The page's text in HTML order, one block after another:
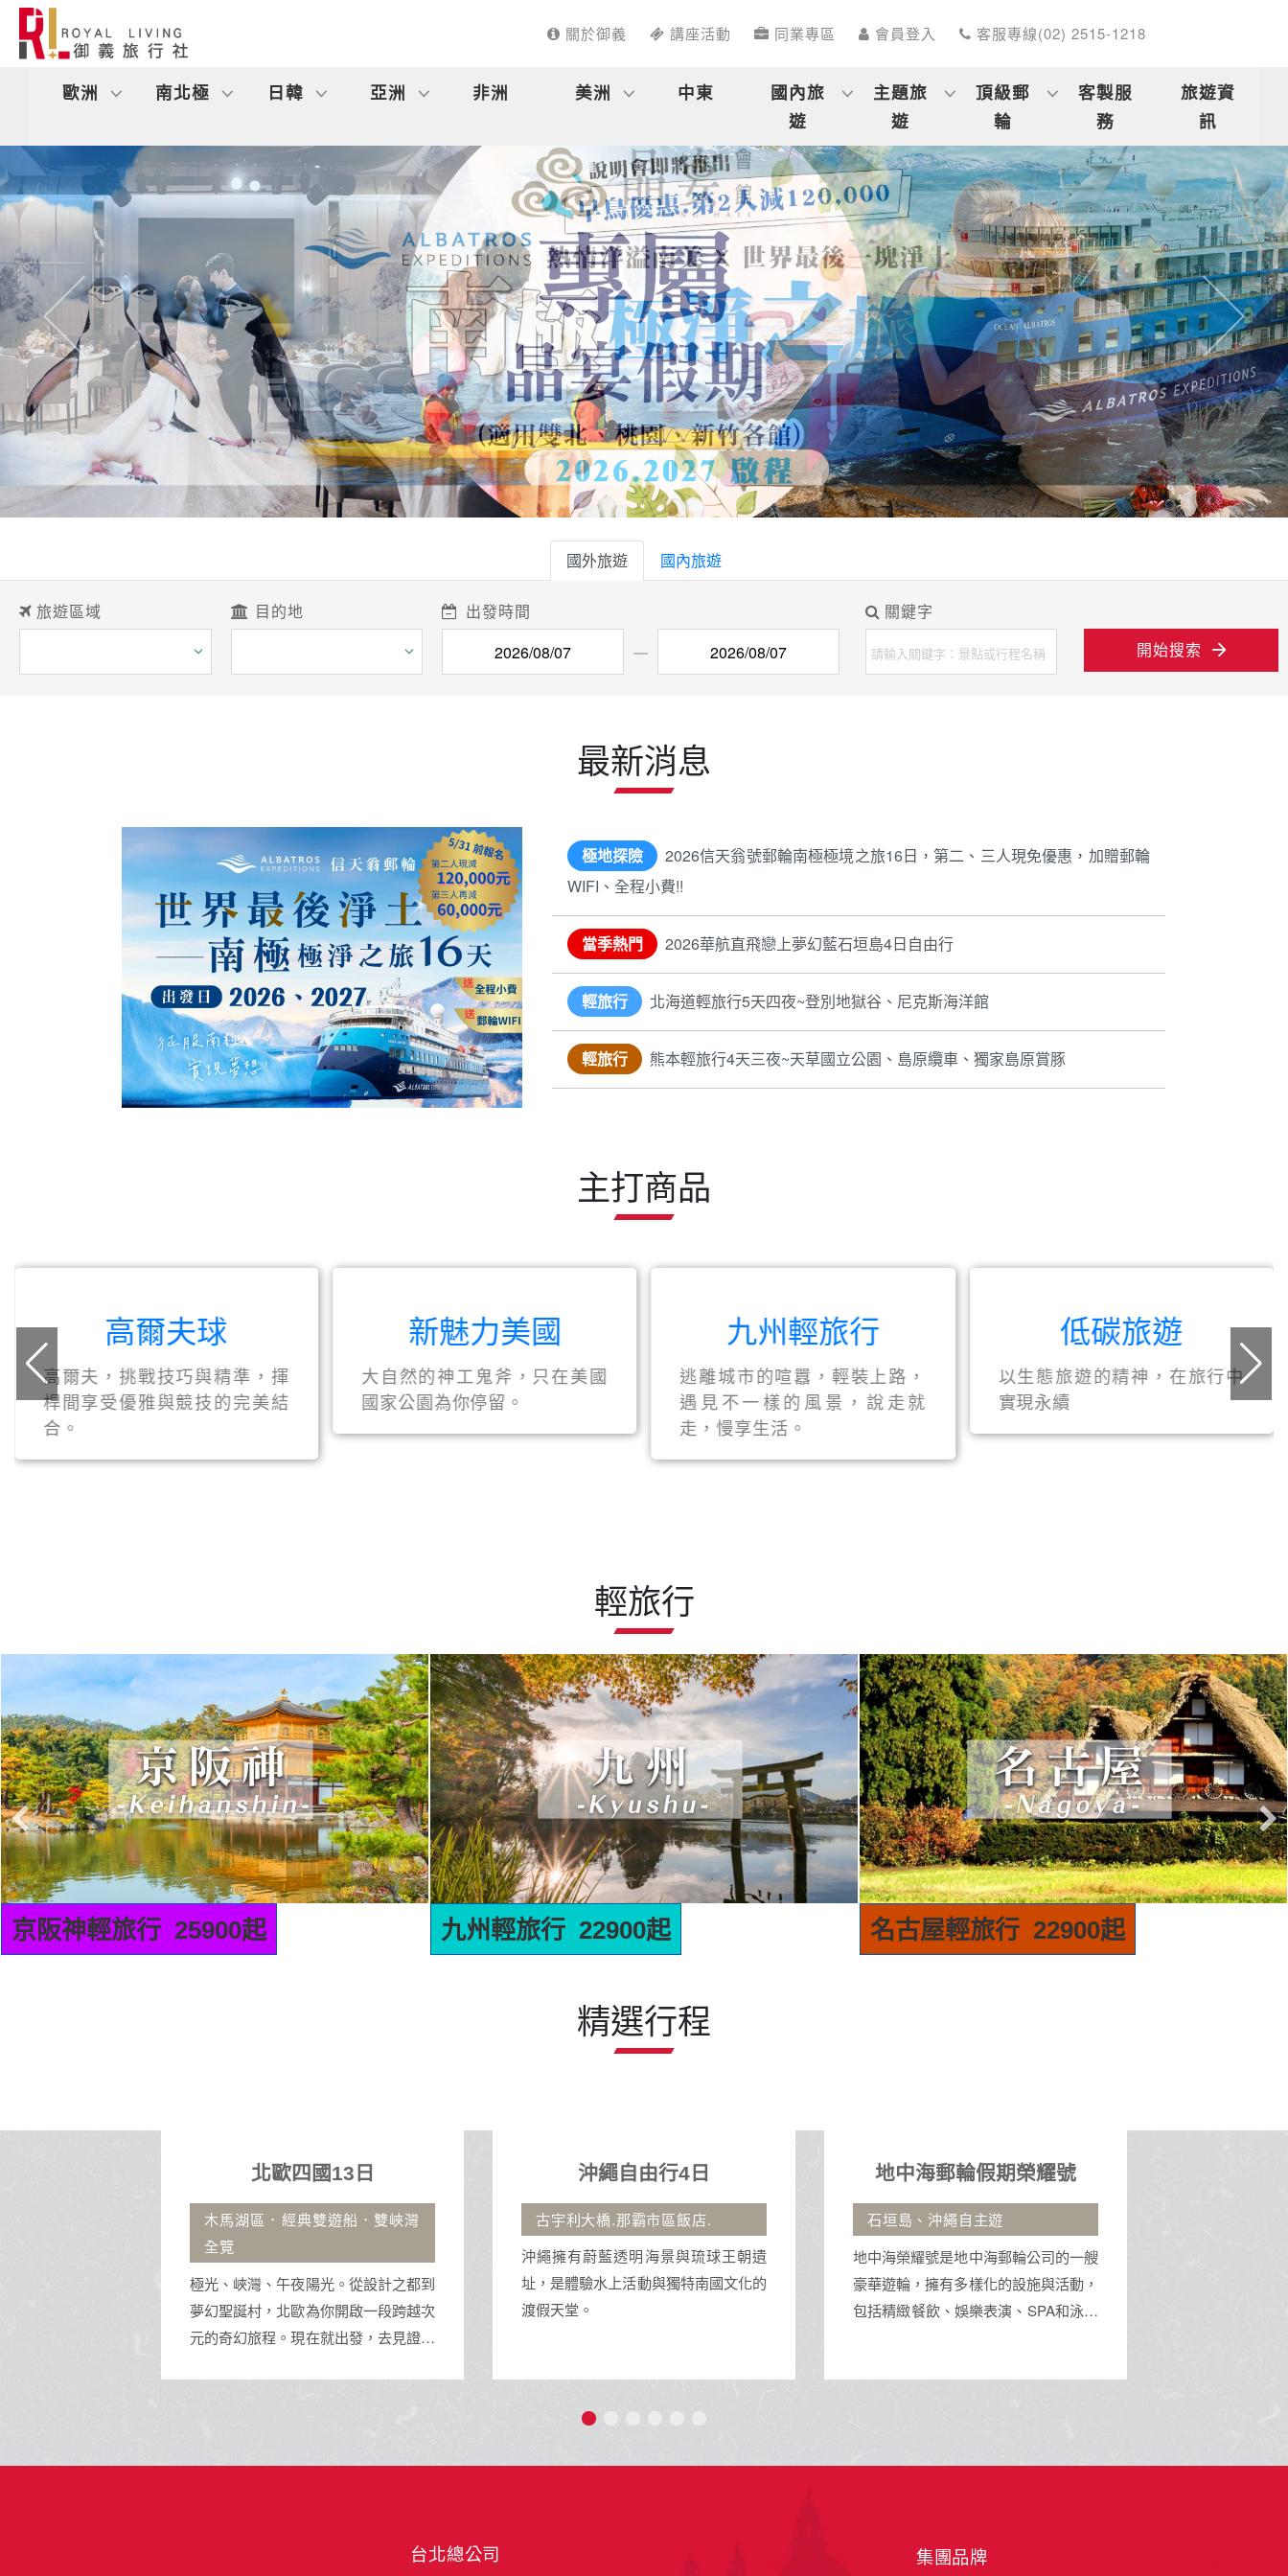
關於御義 講座活動 同業專區 會員登入 客服專線(02) 2515-1218
歐洲 南北極 日韓 亞洲 非洲 美洲 中東
國內旅
遊
主題旅
遊
頂級郵
輪
客製服
務
旅遊資
訊
往前 往後
國外旅遊 國內旅遊
旅遊區域 目的地 出發時間 關鍵字
開始搜索
最新消息
極地探險
2026信天翁號郵輪南極極境之旅16日，第二、三人現免優惠，加贈郵輪
WIFI、全程小費!!
當季熱門 2026華航直飛戀上夢幻藍石垣島4日自由行
輕旅行 北海道輕旅行5天四夜~登別地獄谷、尼克斯海洋館
輕旅行 熊本輕旅行4天三夜~天草國立公園、島原纜車、獨家島原賞豚
主打商品
高爾夫球
高爾夫，挑戰技巧與精準，揮
桿間享受優雅與競技的完美結
合。
新魅力美國
大自然的神工鬼斧，只在美國
國家公園為你停留。
九州輕旅行
逃離城市的喧囂，輕裝上路，
遇見不一樣的風景，說走就
走，慢享生活。
低碳旅遊
以生態旅遊的精神，在旅行中
實現永續
輕旅行
九州輕旅行 22900起 名古屋輕旅行 22900起 首爾輕旅行 15900起
精選行程
沖繩自由行4日
古宇利大橋.那霸市區飯店.
沖繩擁有蔚藍透明海景與琉球王朝遺
址，是體驗水上活動與獨特南國文化的
渡假天堂。
地中海郵輪假期榮耀號
石垣島、沖繩自主遊
地中海榮耀號是地中海郵輪公司的一艘
豪華遊輪，擁有多樣化的設施與活動，
包括精緻餐飲、娛樂表演、SPA和泳池
峴港５日
無購物站、印象會安秀、巴拿山
佛手
峴港是越南中部的港口城市，以美溪沙
灘、巴拿山佛手大橋及古老的神聖五行
台北總公司 集團品牌